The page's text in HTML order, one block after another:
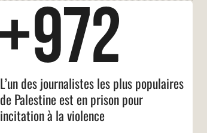
L’un des journalistes les plus populaires
de Palestine est en prison pour
incitation à la violence
Par Oren Ziv | +972 Magazine | 22 août 2018.
Traduction : J. Ch. pour l’Agence Média
Ali Dar Ali a été arrêté pour deux posts qu’il a
juge s’inquiètent beaucoup plus du nombre de
ses abonnés que du contenu de ses posts.